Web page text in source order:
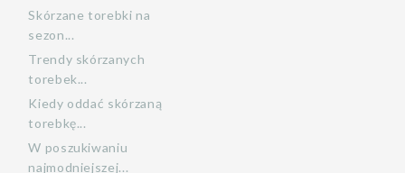
Skórzane torebki na
sezon...
Trendy skórzanych
torebek...
Kiedy oddać skórzaną
torebkę...
W poszukiwaniu
najmodniejszej...